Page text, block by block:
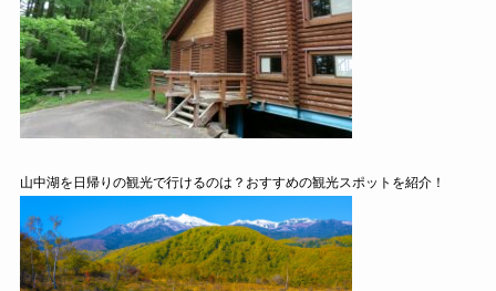
山中湖を日帰りの観光で行けるのは？おすすめの観光スポットを紹介！